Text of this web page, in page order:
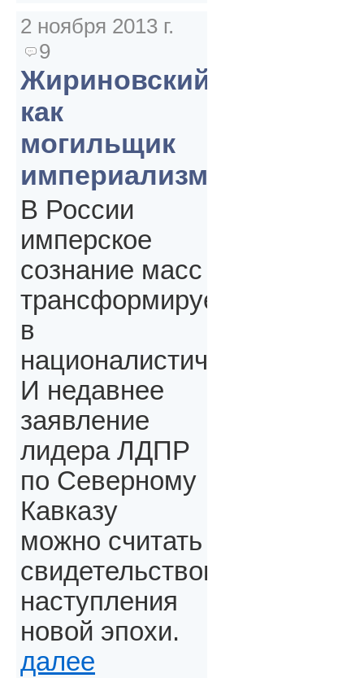
2 ноября 2013 г.
9
Жириновский
как
могильщик
империализма
В России
имперское
сознание масс
трансформируется
в
националистическое.
И недавнее
заявление
лидера ЛДПР
по Северному
Кавказу
можно считать
свидетельством
наступления
новой эпохи.
далее